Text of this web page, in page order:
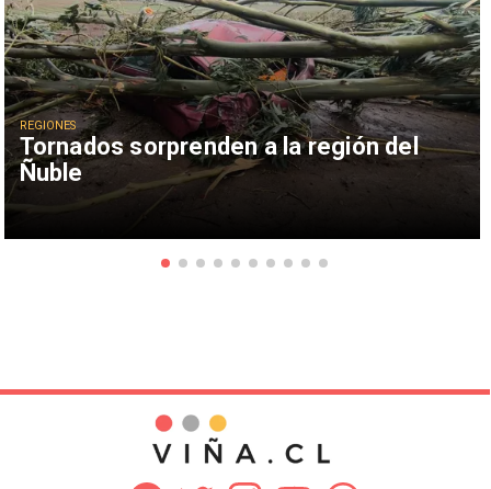
Tornados sorprenden a la región del
Ñuble
REGIONES